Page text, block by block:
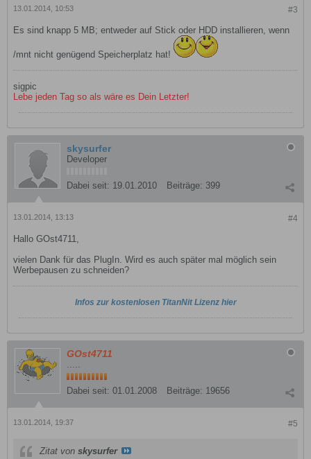
#3
13.01.2014, 10:53
Es sind knapp 5 MB; entweder auf Stick oder HDD installieren, wenn
/mnt nicht genügend Speicherplatz hat!
sigpic
Lebe jeden Tag so als wäre es Dein Letzter!
skysurfer
Developer
Dabei seit: 19.01.2010 Beiträge: 399
#4
13.01.2014, 13:13
Hallo GOst4711,
vielen Dank für das PlugIn. Wird es auch später mal möglich sein
Werbepausen zu schneiden?
Infos zur kostenlosen TitanNit Lizenz hier
GOst4711
.....
Dabei seit: 01.01.2008 Beiträge: 19656
#5
13.01.2014, 19:37
Zitat von skysurfer